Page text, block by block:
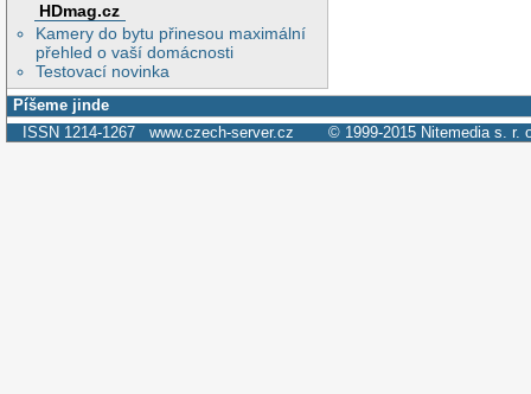
HDmag.cz
Kamery do bytu přinesou maximální
přehled o vaší domácnosti
Testovací novinka
Píšeme jinde
ISSN 1214-1267 www.czech-server.cz © 1999-2015 Nitemedia s. r.